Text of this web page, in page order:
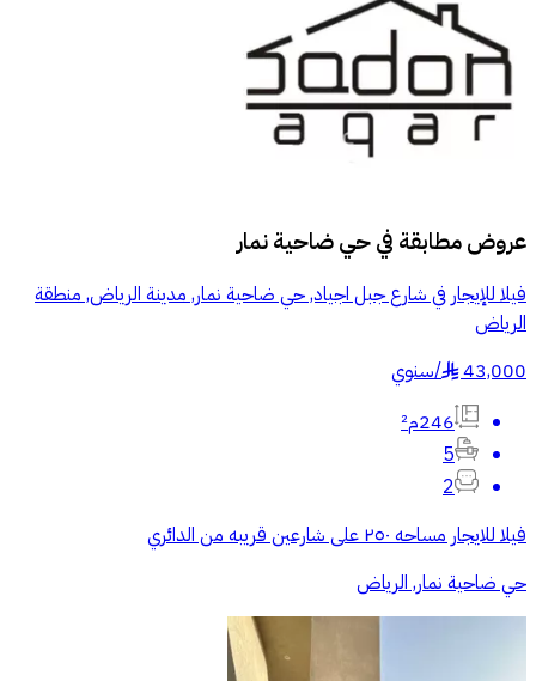
عروض مطابقة فيحي ضاحية نمار
فيلا للإيجار في شارع جبل اجياد, حي ضاحية نمار, مدينة الرياض, منطقة
الرياض
43,000
§
/سنوي
246م²
5
2
فيلا للايجار مساحه ٢٥٠ على شارعين قريبه من الدائري
حي ضاحية نمار, الرياض